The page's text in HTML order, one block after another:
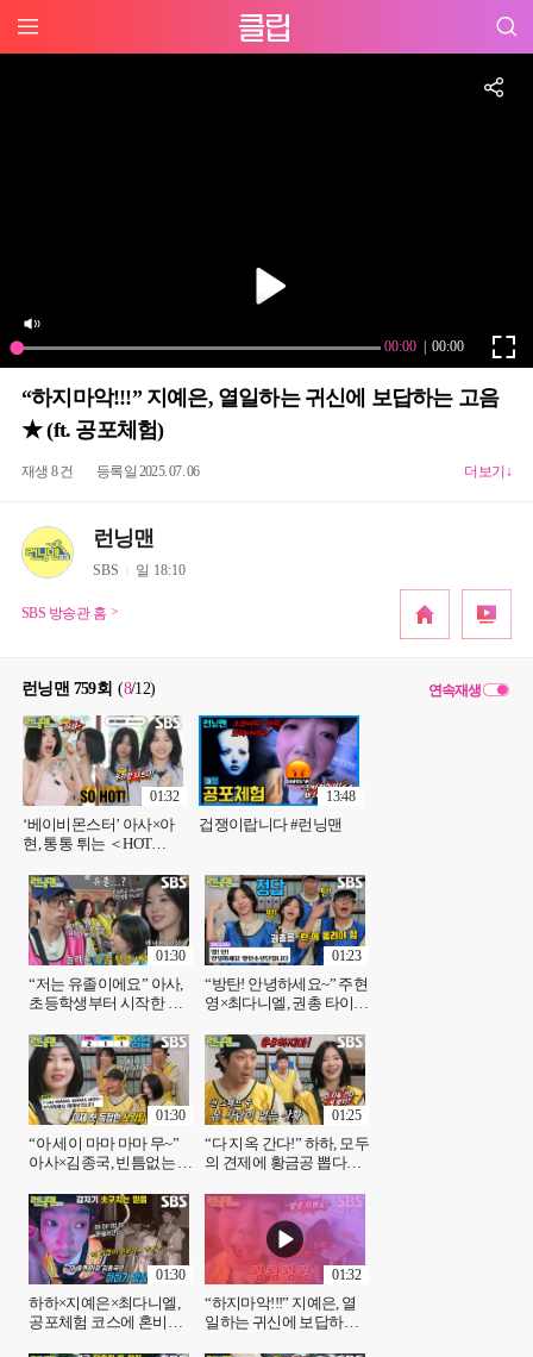
“하지마악!!!” 지예은, 열일하는 귀신에 보답하는 고음
★ (ft. 공포체험)
재생 8 건 등록일 2025. 07. 06 더보기↓
런닝맨
SBS 일 18:10
SBS 방송관 홈
런닝맨 759회 (8/12) 연속재생
‘베이비몬스터’ 아사×아
현, 통통 튀는 ＜HOT
(ft. 밀크쉐이크)
01:32
겁쟁이랍니다 #런닝맨
13:48
“저는 유졸이에요” 아사,
초등학생부터 시작한 연
어)
01:30
“방탄! 안녕하세요~” 주현
영×최다니엘, 권총 타이밍
★
01:23
“아 세이 마마 마마 무~”
아사×김종국, 빈틈없는 팀
01:30
“다 지옥 간다!” 하하, 모두
의 견제에 황금공 뽑다가
01:25
하하×지예은×최다니엘,
공포체험 코스에 혼비백
01:30
“하지마악!!!” 지예은, 열
일하는 귀신에 보답하는
01:32